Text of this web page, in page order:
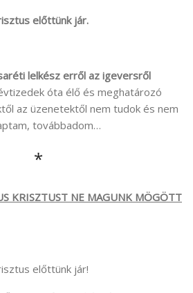
előttünk jár.
lelkész erről az igeversről
óta élő és meghatározó
az üzenetektől nem tudok és nem
továbbadom…
*
KRISZTUST NE MAGUNK MÖGÖTT
előttünk jár!